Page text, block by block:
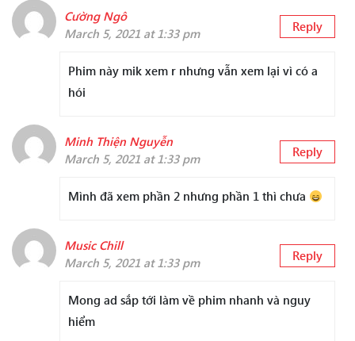
Cường Ngô
March 5, 2021 at 1:33 pm
Reply
Phim này mik xem r nhưng vẫn xem lại vì có a
hói
Minh Thiện Nguyễn
March 5, 2021 at 1:33 pm
Reply
Mình đã xem phần 2 nhưng phần 1 thì chưa
Music Chill
March 5, 2021 at 1:33 pm
Reply
Mong ad sắp tới làm về phim nhanh và nguy
hiểm